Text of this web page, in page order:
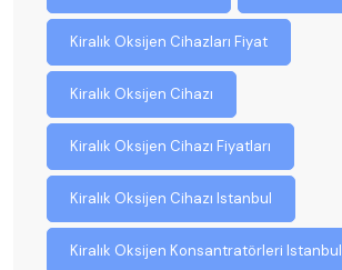
Kiralık Oksijen Cihazları Fiyat
Kiralık Oksijen Cihazı
Kiralık Oksijen Cihazı Fiyatları
Kiralık Oksijen Cihazı Istanbul
Kiralık Oksijen Konsantratörleri Istanbul